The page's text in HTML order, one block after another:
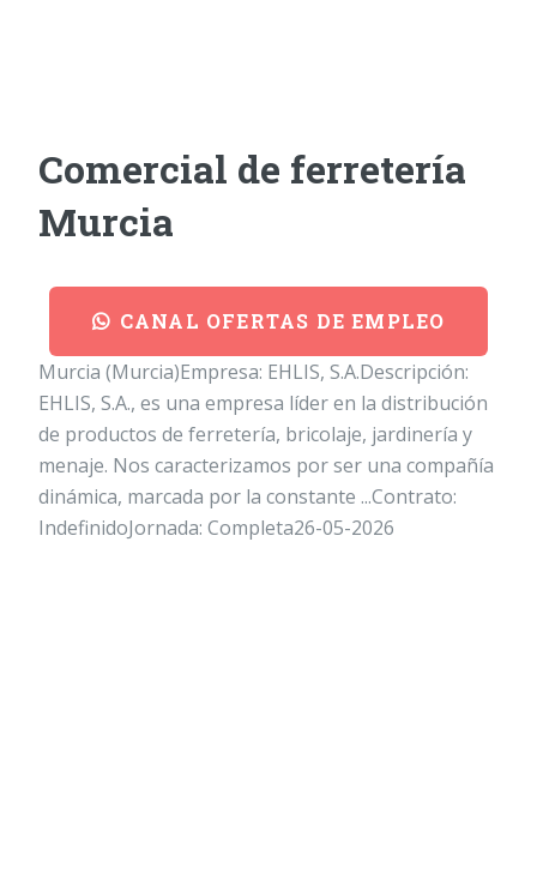
Comercial de ferretería
Murcia
CANAL OFERTAS DE EMPLEO
Murcia (Murcia)Empresa: EHLIS, S.A.Descripción:
EHLIS, S.A., es una empresa líder en la distribución
de productos de ferretería, bricolaje, jardinería y
menaje. Nos caracterizamos por ser una compañía
dinámica, marcada por la constante ...Contrato:
IndefinidoJornada: Completa26-05-2026